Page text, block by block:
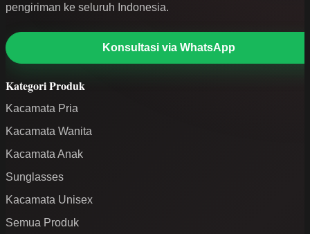
pengiriman ke seluruh Indonesia.
Konsultasi via WhatsApp
Kategori Produk
Kacamata Pria
Kacamata Wanita
Kacamata Anak
Sunglasses
Kacamata Unisex
Semua Produk